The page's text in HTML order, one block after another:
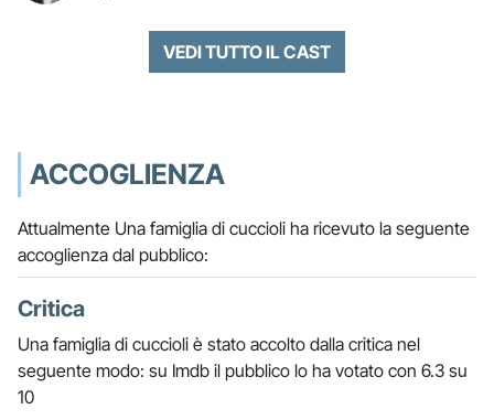
VEDI TUTTO IL CAST
ACCOGLIENZA
Attualmente Una famiglia di cuccioli ha ricevuto la seguente
accoglienza dal pubblico:
Critica
Una famiglia di cuccioli è stato accolto dalla critica nel
seguente modo: su Imdb il pubblico lo ha votato con 6.3 su
10